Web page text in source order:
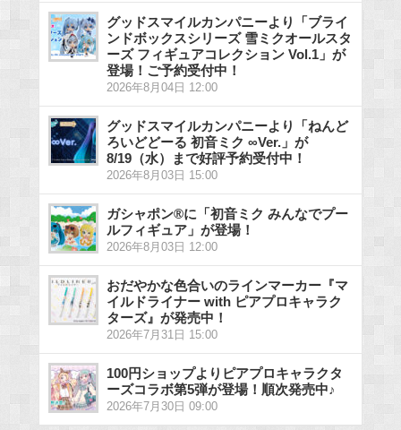
グッドスマイルカンパニーより「ブライ
ンドボックスシリーズ 雪ミクオールスタ
ーズ フィギュアコレクション Vol.1」が
登場！ご予約受付中！
2026年8月04日 12:00
グッドスマイルカンパニーより「ねんど
ろいどどーる 初音ミク ∞Ver.」が
8/19（水）まで好評予約受付中！
2026年8月03日 15:00
ガシャポン®に「初音ミク みんなでプー
ルフィギュア」が登場！
2026年8月03日 12:00
おだやかな色合いのラインマーカー『マ
イルドライナー with ピアプロキャラク
ターズ』が発売中！
2026年7月31日 15:00
100円ショップよりピアプロキャラクタ
ーズコラボ第5弾が登場！順次発売中♪
2026年7月30日 09:00